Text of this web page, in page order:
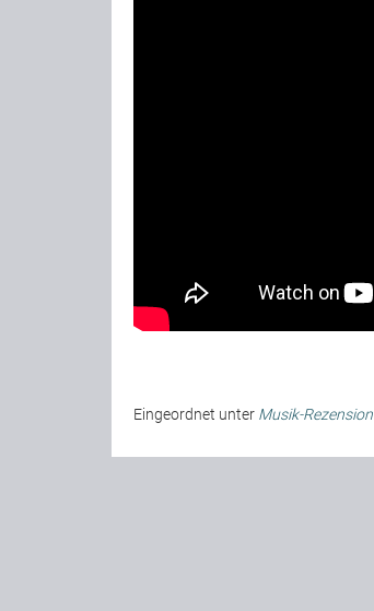
Eingeordnet unter Musik-Rezension